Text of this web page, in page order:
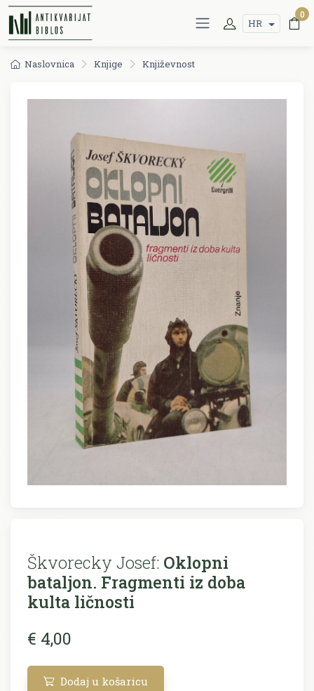
HR
0
Naslovnica Knjige Književnost
Škvorecky Josef: Oklopni
bataljon. Fragmenti iz doba
kulta ličnosti
€ 4,00
Dodaj u košaricu